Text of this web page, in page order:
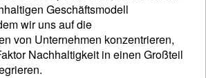
Geschäftsmodell
wir uns auf die
von Unternehmen konzentrieren,
Nachhaltigkeit in einen Großteil